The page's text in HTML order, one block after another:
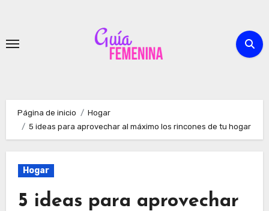
contenido
Página de inicio
Hogar
5 ideas para aprovechar al máximo los rincones de tu hogar
Hogar
5 ideas para aprovechar